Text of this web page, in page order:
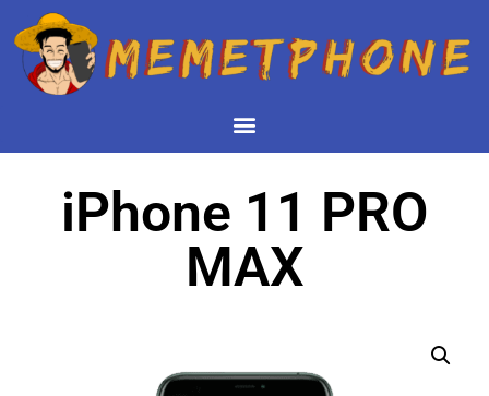
iPhone 11 PRO
MAX